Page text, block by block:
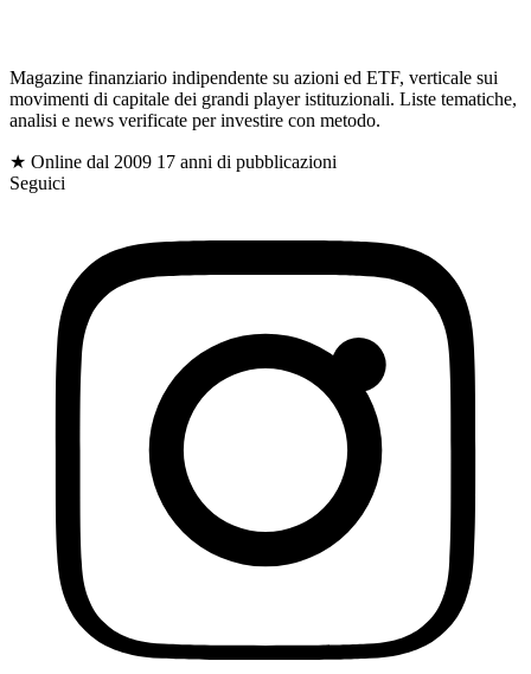
$
Magazine finanziario indipendente su azioni ed ETF, verticale sui
movimenti di capitale dei grandi player istituzionali. Liste tematiche,
analisi e news verificate per investire con metodo.
★ Online dal 2009 17 anni di pubblicazioni
Seguici